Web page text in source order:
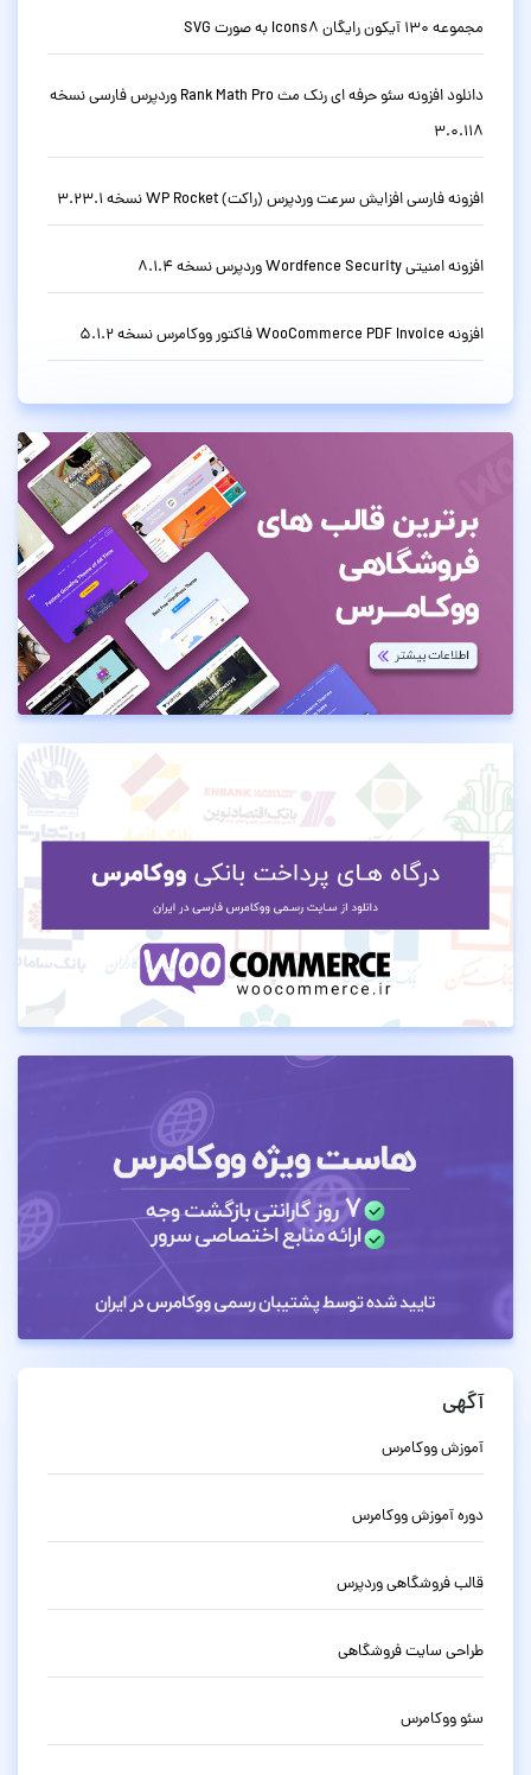
مجموعه 130 آیکون رایگان Icons8 به صورت SVG
دانلود افزونه سئو حرفه ای رنک مث Rank Math Pro وردپرس فارسی نسخه
3.0.118
افزونه فارسی افزایش سرعت وردپرس (راکت) WP Rocket نسخه 3.23.1
افزونه امنیتی Wordfence Security وردپرس نسخه 8.1.4
افزونه WooCommerce PDF Invoice فاکتور ووکامرس نسخه 5.1.2
آگهی
آموزش ووکامرس
دوره آموزش ووکامرس
قالب فروشگاهی وردپرس
طراحی سایت فروشگاهی
سئو ووکامرس